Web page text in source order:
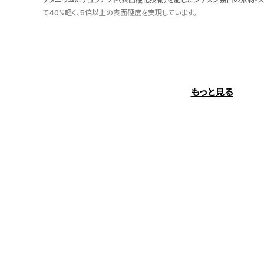
て40%軽く、5倍以上の表面硬度を実現しています。
の世界4エリアで自動的に時刻やカレンダーを修正します。
もっと見る